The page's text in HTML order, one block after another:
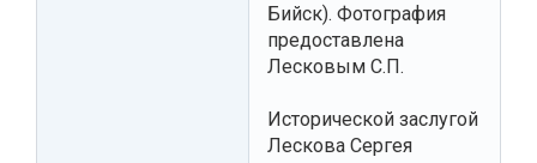
Бийск). Фотография
предоставлена
Лесковым С.П.
Исторической заслугой
Лескова Сергея